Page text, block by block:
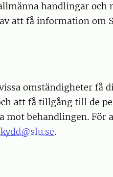
handlingar och
att få information om
omständigheter få
att få tillgång till de
mot behandlingen. För
.